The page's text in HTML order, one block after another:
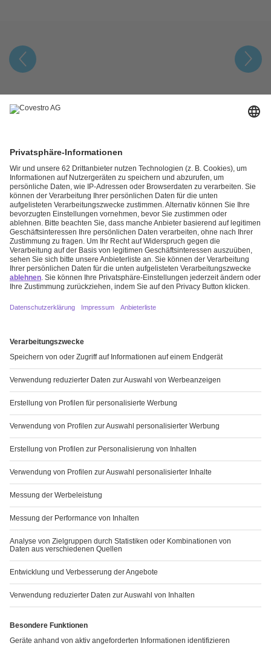
Den grünen Wandel gestalten
STARKES FUNDAMENT FÜR STARKE PARTNER­SCHAFTEN
Mehr erfahren
SERVICE
Downloads
GRI-Index
Finanzkalender